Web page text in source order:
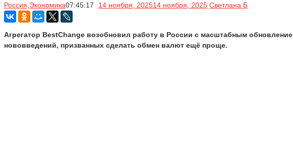
Россия Экономика07:45:17 14 ноября, 202514 ноября, 2025 Светлана Б
Агрегатор BestChange возобновил работу в России с масштабным
нововведений, призванных сделать обмен валют ещё проще.